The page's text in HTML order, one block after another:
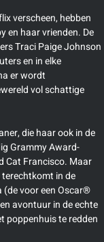
verscheen, hebben
en haar vrienden. De
Traci Paige Johnson
en in elke
er wordt
vol schattige
die haar ook in de
Grammy Award-
Cat Francisco. Maar
terechtkomt in de
(de voor een Oscar®
avontuur in de echte
poppenhuis te redden